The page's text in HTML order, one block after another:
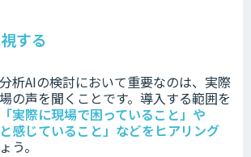
する
析AIの検討において重要なのは、実際
の声を聞くことです。 導入する範囲を
「実際に現場で困っていること」や
感じていること」などをヒアリング
う。